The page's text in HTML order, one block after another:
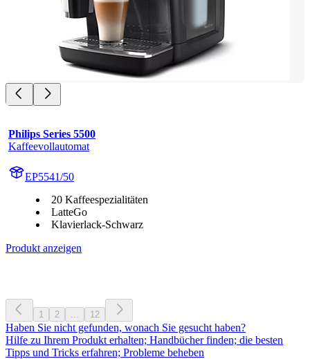
Philips Series 5500
Kaffeevollautomat
EP5541/50
20 Kaffeespezialitäten
LatteGo
Klavierlack-Schwarz
Produkt anzeigen
1 2 12
Haben Sie nicht gefunden, wonach Sie gesucht haben?
Hilfe zu Ihrem Produkt erhalten; Handbücher finden; die besten
Tipps und Tricks erfahren; Probleme beheben